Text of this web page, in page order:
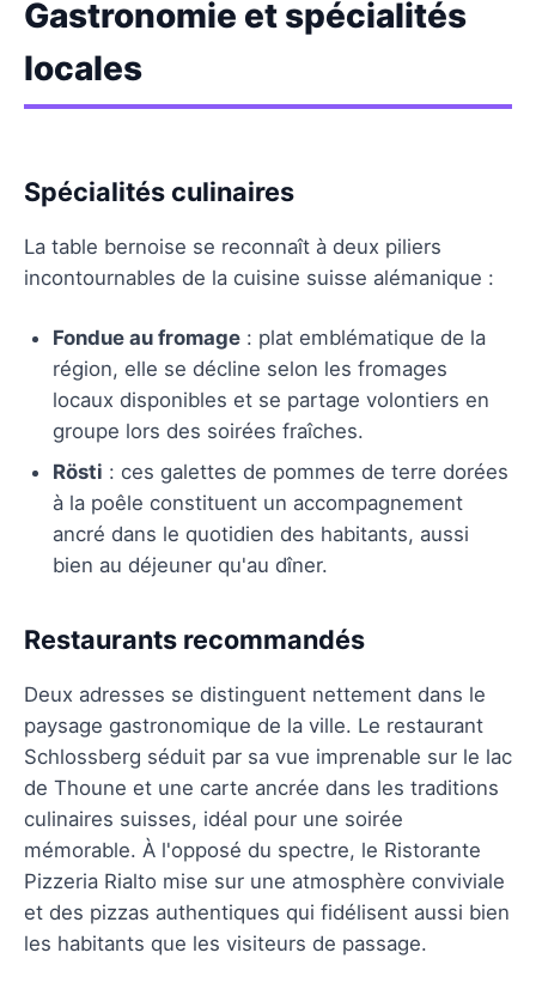
Gastronomie et spécialités
locales
Spécialités culinaires
La table bernoise se reconnaît à deux piliers
incontournables de la cuisine suisse alémanique :
Fondue au fromage : plat emblématique de la
région, elle se décline selon les fromages
locaux disponibles et se partage volontiers en
groupe lors des soirées fraîches.
Rösti : ces galettes de pommes de terre dorées
à la poêle constituent un accompagnement
ancré dans le quotidien des habitants, aussi
bien au déjeuner qu'au dîner.
Restaurants recommandés
Deux adresses se distinguent nettement dans le
paysage gastronomique de la ville. Le restaurant
Schlossberg séduit par sa vue imprenable sur le lac
de Thoune et une carte ancrée dans les traditions
culinaires suisses, idéal pour une soirée
mémorable. À l'opposé du spectre, le Ristorante
Pizzeria Rialto mise sur une atmosphère conviviale
et des pizzas authentiques qui fidélisent aussi bien
les habitants que les visiteurs de passage.